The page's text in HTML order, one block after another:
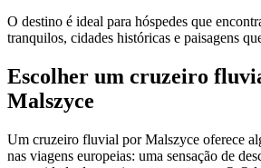
O destino é ideal para hóspedes que
tranquilos, cidades históricas e paisagens
Escolher um cruzeiro
Malszyce
Um cruzeiro fluvial por Malszyce oferece
nas viagens europeias: uma sensação de